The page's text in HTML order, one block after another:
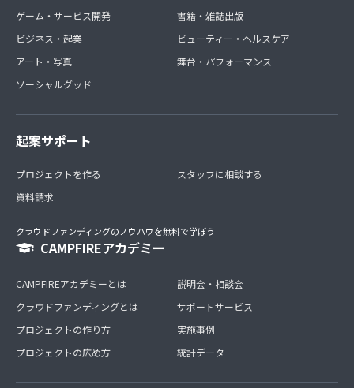
ゲーム・サービス開発
ビジネス・起業
アート・写真
ソーシャルグッド
書籍・雑誌出版
ビューティー・ヘルスケア
舞台・パフォーマンス
起案サポート
プロジェクトを作る
資料請求
スタッフに相談する
クラウドファンディングのノウハウを無料で学ぼう
CAMPFIREアカデミー
CAMPFIREアカデミーとは
クラウドファンディングとは
プロジェクトの作り方
プロジェクトの広め方
説明会・相談会
サポートサービス
実施事例
統計データ